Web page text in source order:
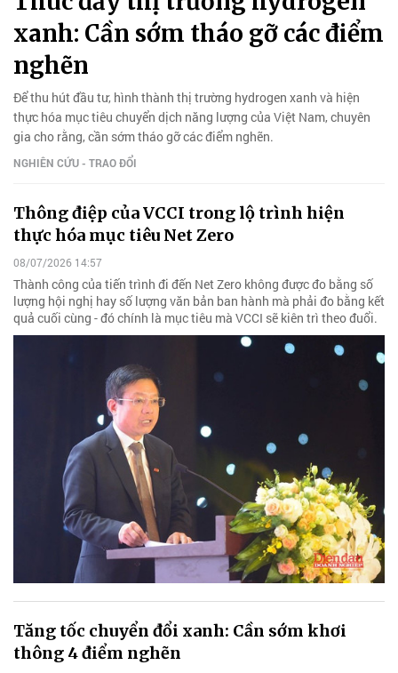
xanh: Cần sớm tháo gỡ các điểm
nghẽn
Để thu hút đầu tư, hình thành thị trường hydrogen xanh và hiện
thực hóa mục tiêu chuyển dịch năng lượng của Việt Nam, chuyên
gia cho rằng, cần sớm tháo gỡ các điểm nghẽn.
NGHIÊN CỨU - TRAO ĐỔI
Thông điệp của VCCI trong lộ trình hiện
thực hóa mục tiêu Net Zero
08/07/2026 14:57
Thành công của tiến trình đi đến Net Zero không được đo bằng số
lượng hội nghị hay số lượng văn bản ban hành mà phải đo bằng kết
quả cuối cùng - đó chính là mục tiêu mà VCCI sẽ kiên trì theo đuổi.
Tăng tốc chuyển đổi xanh: Cần sớm khơi
thông 4 điểm nghẽn